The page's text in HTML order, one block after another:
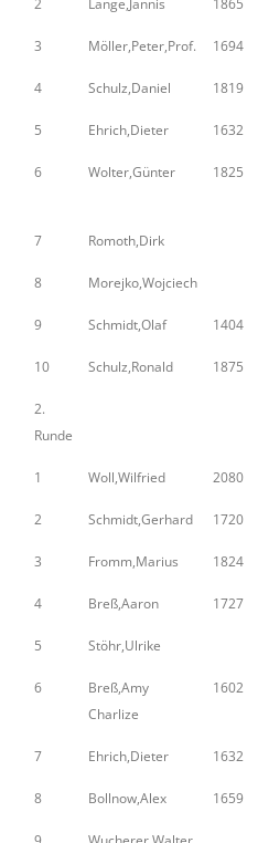
2 Lange,Jannis 1865
3 Möller,Peter,Prof. 1694
4 Schulz,Daniel 1819
5 Ehrich,Dieter 1632
6 Wolter,Günter 1825
7 Romoth,Dirk
8 Morejko,Wojciech
9 Schmidt,Olaf 1404
10 Schulz,Ronald 1875
2.
Runde
1 Woll,Wilfried 2080
2 Schmidt,Gerhard 1720
3 Fromm,Marius 1824
4 Breß,Aaron 1727
5 Stöhr,Ulrike
6
Breß,Amy
Charlize
1602
7 Ehrich,Dieter 1632
8 Bollnow,Alex 1659